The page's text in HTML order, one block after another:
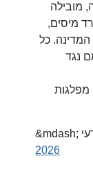
מובילה
מיסים,
כל
נגד
מפלגות
2026